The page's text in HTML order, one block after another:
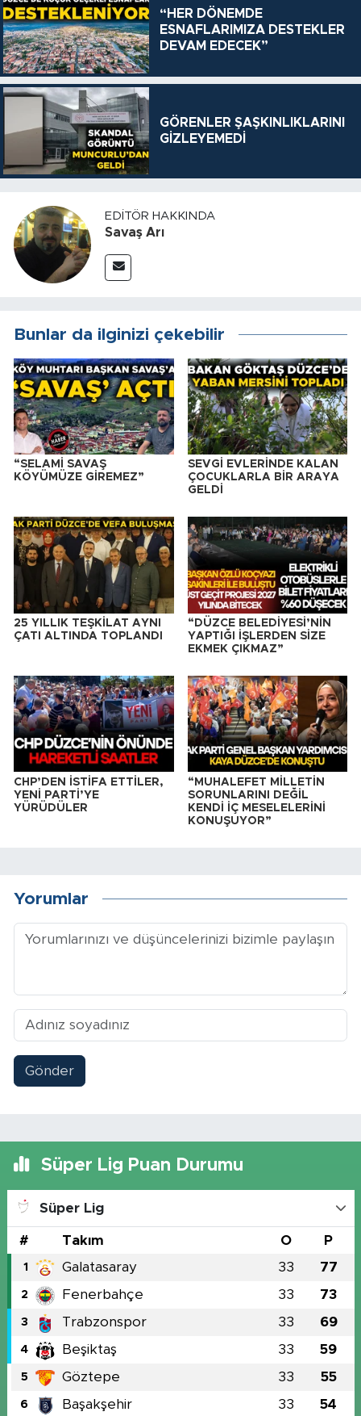
“HER DÖNEMDE
ESNAFLARIMIZA DESTEKLER
DEVAM EDECEK”
GÖRENLER ŞAŞKINLIKLARINI
GİZLEYEMEDİ
EDITÖR HAKKINDA
Savaş Arı
Bunlar da ilginizi çekebilir
“SELAMİ SAVAŞ
KÖYÜMÜZE GİREMEZ”
SEVGİ EVLERİNDE KALAN
ÇOCUKLARLA BİR ARAYA
GELDİ
25 YILLIK TEŞKİLAT AYNI
ÇATI ALTINDA TOPLANDI
“DÜZCE BELEDİYESİ’NİN
YAPTIĞI İŞLERDEN SİZE
EKMEK ÇIKMAZ”
CHP’DEN İSTİFA ETTİLER,
YENİ PARTİ’YE
YÜRÜDÜLER
“MUHALEFET MİLLETİN
SORUNLARINI DEĞİL
KENDİ İÇ MESELELERİNİ
KONUŞUYOR”
Yorumlar
Gönder
Süper Lig Puan Durumu
Süper Lig
# Takım O P
1 Galatasaray 33 77
2 Fenerbahçe 33 73
3 Trabzonspor 33 69
4 Beşiktaş 33 59
5 Göztepe 33 55
6 Başakşehir 33 54